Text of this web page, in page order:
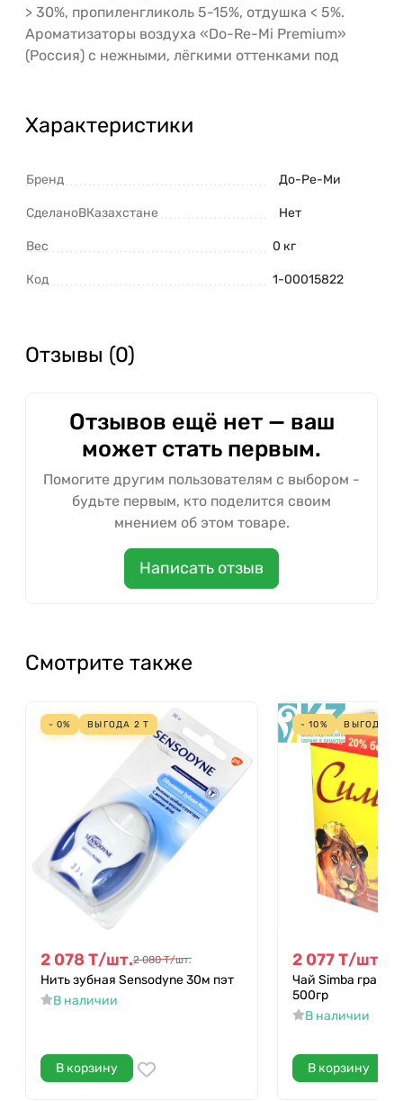
> 30%, пропиленгликоль 5-15%, отдушка < 5%.
Ароматизаторы воздуха «Do-Re-Mi Premium»
(Россия) с нежными, лёгкими оттенками под
Характеристики
Бренд До-Ре-Ми
СделаноВКазахстане Нет
Вес 0 кг
Код 1-00015822
Отзывы (0)
Отзывов ещё нет — ваш
может стать первым.
Помогите другим пользователям с выбором -
будьте первым, кто поделится своим
мнением об этом товаре.
Написать отзыв
Смотрите также
- 0% ВЫГОДА 2 Т
2 078 Т/шт.2 080 Т/шт.
Нить зубная Sensodyne 30м пэт
В наличии
В корзину
- 10% ВЫГОДА
2 077Т/шт.
Чай Simba
500гр
В наличии
В корзину